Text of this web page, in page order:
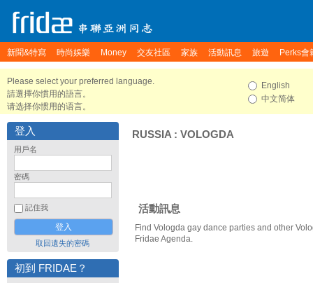
新聞&特寫 時尚娛樂 Money 交友社區 家族 活動訊息 旅遊 Perks會
Please select your preferred language.
請選擇你慣用的語言。
请选择你惯用的语言。
English
中文简体
登入
用戶名
密碼
記住我
取回遺失的密碼
初到 FRIDAE？
RUSSIA : VOLOGDA
活動訊息
Find Vologda gay dance parties and other
Fridae Agenda.